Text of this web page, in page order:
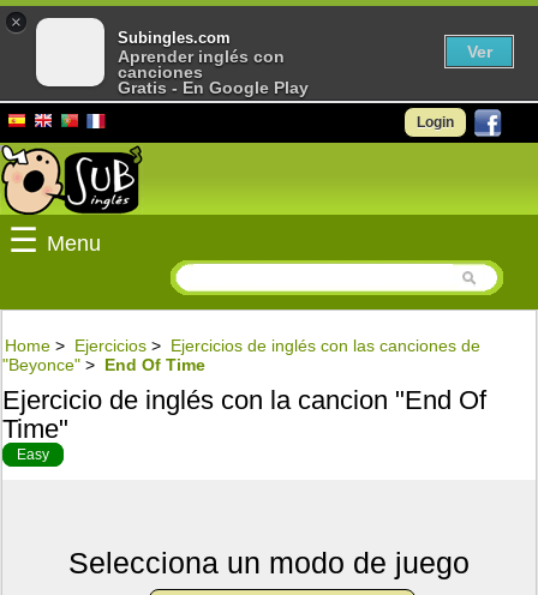
Login
☰ Menu
Home > Ejercicios > Ejercicios de inglés con las canciones de
"Beyonce" > End Of Time
Ejercicio de inglés con la cancion "End Of
Time"
Easy
Selecciona un modo de juego
×
Subingles.com
Aprender inglés con
canciones
Gratis - En Google Play
Ver